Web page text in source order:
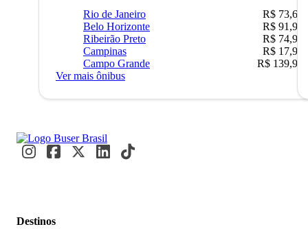
Rio de Janeiro
R$ 73,68
Belo Horizonte
R$ 91,90
Ribeirão Preto
R$ 74,90
Campinas
R$ 17,90
Campo Grande
R$ 139,90
Ver mais ônibus
Destinos